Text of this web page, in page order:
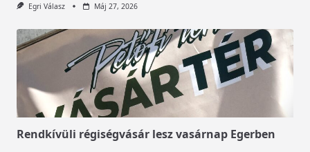
Egri Válasz Máj 27, 2026
Rendkívüli régiségvásár lesz vasárnap Egerben